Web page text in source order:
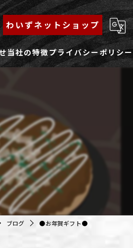
わいずネットショップ
当社の特徴
ランチ
焼きそば
鉄板焼き
家族
プライバシーポリシー
ブログ ●お年賀ギフト●